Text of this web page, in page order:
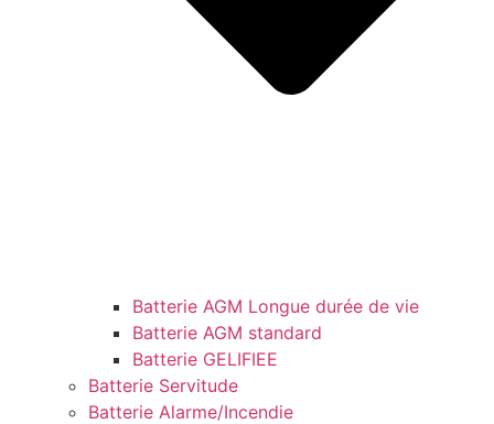
Batterie AGM Longue durée de vie
Batterie AGM standard
Batterie GELIFIEE
Batterie Servitude
Batterie Alarme/Incendie